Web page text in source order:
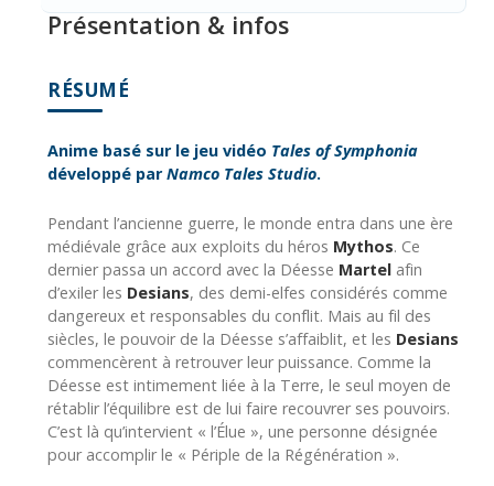
Présentation & infos
RÉSUMÉ
Anime basé sur le jeu vidéo Tales of Symphonia
développé parNamco Tales Studio.
Pendant l’ancienne guerre, le monde entra dans une ère
médiévale grâce aux exploits du héros Mythos. Ce
dernier passa un accord avec la Déesse Martel afin
d’exiler les Desians, des demi-elfes considérés comme
dangereux et responsables du conflit. Mais au fil des
siècles, le pouvoir de la Déesse s’affaiblit, et les Desians
commencèrent à retrouver leur puissance. Comme la
Déesse est intimement liée à la Terre, le seul moyen de
rétablir l’équilibre est de lui faire recouvrer ses pouvoirs.
C’est là qu’intervient « l’Élue », une personne désignée
pour accomplir le « Périple de la Régénération ».